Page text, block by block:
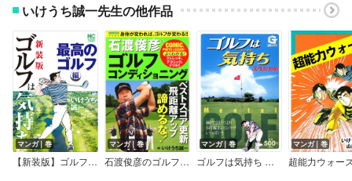
いけうち誠一先生の他作品
マンガ｜巻
【新装版】ゴルフは気持ち〈最高のゴルフ編〉
マンガ｜巻
石渡俊彦のゴルフコンディショニング
マンガ｜巻
ゴルフは気持ち スペシャル
マンガ｜巻
超能力ウォー